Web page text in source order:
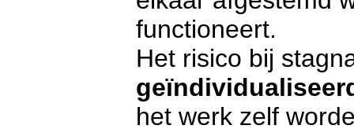
functioneert.
Het risico bij
het werk zelf